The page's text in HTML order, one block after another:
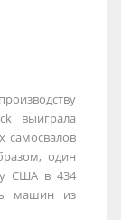
выиграла
самосвалов
один
США в 434
машин из